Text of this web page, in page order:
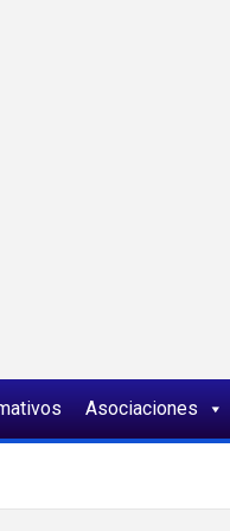
Asociaciones